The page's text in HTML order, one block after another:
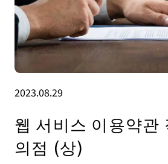
2023.08.29
웹 서비스 이용약관
의점 (상)